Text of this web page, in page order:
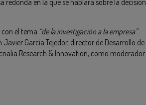
el tema “de la investigación a la empresa”
García Tejedor, director de Desarrollo de
Research & Innovation, como moderador.